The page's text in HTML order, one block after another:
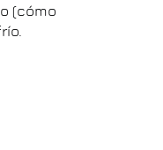
(cómo